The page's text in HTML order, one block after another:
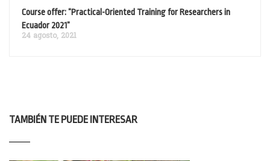
Course offer: “Practical-Oriented Training for Researchers in
Ecuador 2021”
24 agosto, 2021
TAMBIÉN TE PUEDE INTERESAR